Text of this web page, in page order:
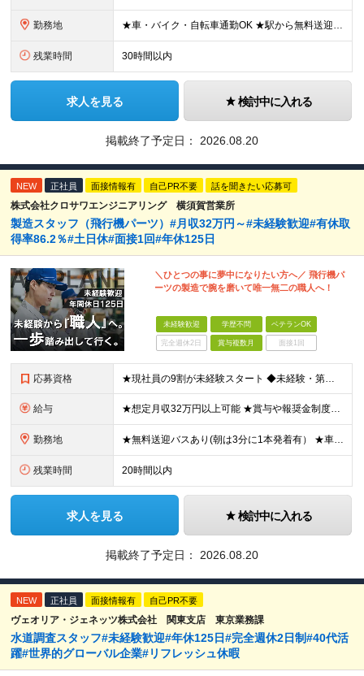
勤務地 ★車・バイク・自転車通勤OK ★駅から無料送迎バスあり 神奈川県横須賀市夏島町19番地 ※自動車・バイク通勤に関しては駐車場の空き状況による (変更の範囲)上記を除く当社関連勤務地
残業時間 30時間以内
求人を見る 検討中に入れる
掲載終了予定日： 2026.08.20
NEW 正社員 面接情報有 自己PR不要 話を聞きたい応募可
株式会社クロサワエンジニアリング 横須賀営業所
製造スタッフ（飛行機パーツ）#月収32万円～#未経験歓迎#有休取
得率86.2％#土日休#面接1回#年休125日
＼ひとつの事に夢中になりたい方へ／ 飛行機パ
ーツの製造で腕を磨いて唯一無二の職人へ！
未経験歓迎 学歴不問 ベテランOK
完全週休2日 賞与複数月 面接1回
応募資格 ★現社員の9割が未経験スタート ◆未経験・第二新卒歓迎 ◆学歴不問！経験不問！資格不問！ ≪こんな方にピッタリ≫ □ 飛行機が好き、興味がある方 □ マニュアルがある環境でコツコツ作業したい方
給与 ★想定月収32万円以上可能 ★賞与や報奨金制度などモチベーション高く働ける制度がそろっています 月給25万円～+残業代全額支給＋各種手当+賞与年2回 ※試用期間2ヶ月あり（給与・待遇に差異はありませ
勤務地 ★無料送迎バスあり(朝は3分に1本発着有） ★車・バイク・自転車通勤OK 神奈川県横須賀市夏島町19番地 ※自動車・バイク通勤に関しては駐車場の空き状況による (変更の範囲)上記を除く当社関連勤
残業時間 20時間以内
求人を見る 検討中に入れる
掲載終了予定日： 2026.08.20
NEW 正社員 面接情報有 自己PR不要
ヴェオリア・ジェネッツ株式会社 関東支店 東京業務課
水道調査スタッフ#未経験歓迎#年休125日#完全週休2日制#40代活
躍#世界的グローバル企業#リフレッシュ休暇